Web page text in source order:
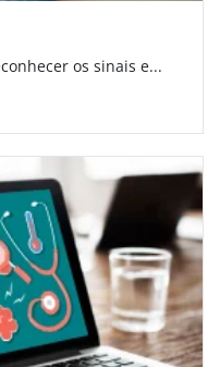
os sinais e...